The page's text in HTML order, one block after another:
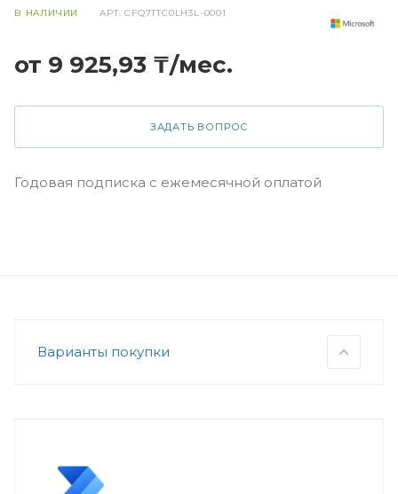
В НАЛИЧИИ АРТ.CFQ7TTC0LH3L-0001
от 9 925,93 ₸/мес.
ЗАДАТЬ ВОПРОС
Годовая подписка с ежемесячной оплатой
Варианты покупки